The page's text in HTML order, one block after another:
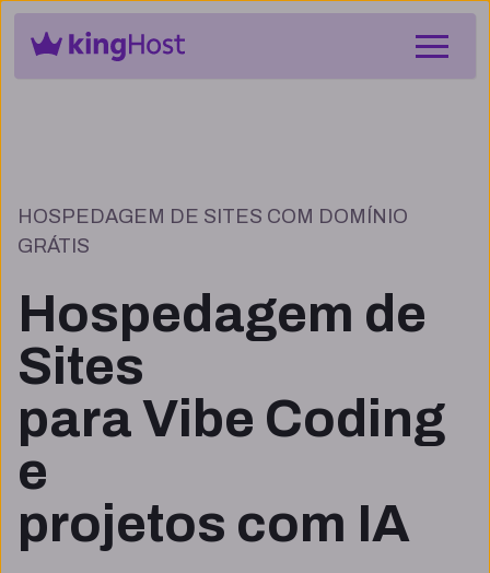
HOSPEDAGEM DE SITES COM DOMÍNIO
GRÁTIS
Hospedagem de
Sites
para Vibe Coding
e
projetos com IA